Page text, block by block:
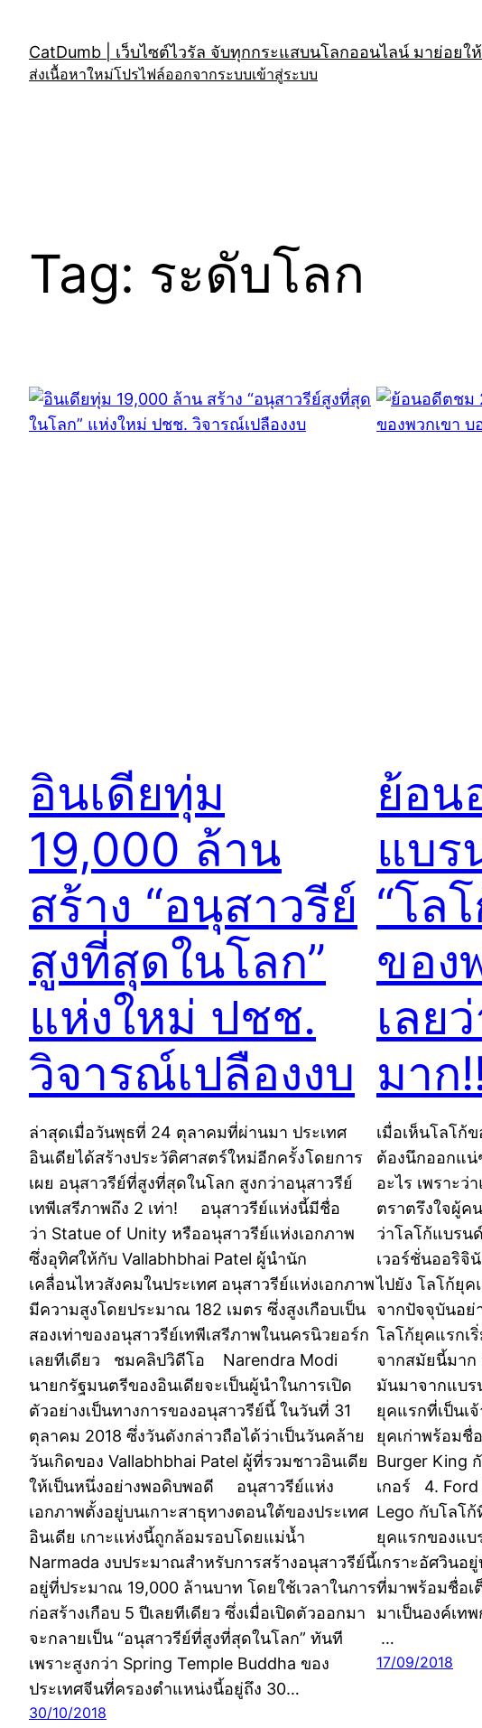
content
CatDumb | เว็บไซต์ไวรัล จับทุกกระแสบนโลกออนไลน์ มาย่อยใ
ส่งเนื้อหาใหม่โปรไฟล์ออกจากระบบเข้าสู่ระบบ
Tag: ระดับโลก
อินเดียทุ่ม
19,000 ล้าน
สร้าง “อนุสาวรีย์
สูงที่สุดในโลก”
แห่งใหม่ ปชช.
วิจารณ์เปลืองงบ
ล่าสุดเมื่อวันพุธที่ 24 ตุลาคมที่ผ่านมา ประเทศ
อินเดียได้สร้างประวัติศาสตร์ใหม่อีกครั้งโดยการ
เผย อนุสาวรีย์ที่สูงที่สุดในโลก สูงกว่าอนุสาวรีย์
เทพีเสรีภาพถึง 2 เท่า! อนุสาวรีย์แห่งนี้มีชื่อ
ว่า Statue of Unity หรืออนุสาวรีย์แห่งเอกภาพ
ซึ่งอุทิศให้กับ Vallabhbhai Patel ผู้นำนัก
เคลื่อนไหวสังคมในประเทศ อนุสาวรีย์แห่งเอกภาพ
มีความสูงโดยประมาณ 182 เมตร ซึ่งสูงเกือบเป็น
สองเท่าของอนุสาวรีย์เทพีเสรีภาพในนครนิวยอร์ก
เลยทีเดียว ชมคลิปวิดีโอ Narendra Modi
นายกรัฐมนตรีของอินเดียจะเป็นผู้นำในการเปิด
ตัวอย่างเป็นทางการของอนุสาวรีย์นี้ ในวันที่ 31
ตุลาคม 2018 ซึ่งวันดังกล่าวถือได้ว่าเป็นวันคล้าย
วันเกิดของ Vallabhbhai Patel ผู้ที่รวมชาวอินเดีย
ให้เป็นหนึ่งอย่างพอดิบพอดี อนุสาวรีย์แห่ง
เอกภาพตั้งอยู่บนเกาะสาธุทางตอนใต้ของประเทศ
อินเดีย เกาะแห่งนี้ถูกล้อมรอบโดยแม่น้ำ
Narmada งบประมาณสำหรับการสร้างอนุสาวรีย์นี้
อยู่ที่ประมาณ 19,000 ล้านบาท โดยใช้เวลาในการ
ก่อสร้างเกือบ 5 ปีเลยทีเดียว ซึ่งเมื่อเปิดตัวออกมา
จะกลายเป็น “อนุสาวรีย์ที่สูงที่สุดในโลก” ทันที
เพราะสูงกว่า Spring Temple Buddha ของ
ประเทศจีนที่ครองตำแหน่งนี้อยู่ถึง 30…
30/10/2018
ย้อน
แบร
“โล
ของ
เลย
มาก
เมื่อเห็นโลโก้
ต้องนึกออกแน่
อะไร เพราะ
ตราตรึงใจผู้ค
ว่าโลโก้แบรน
เวอร์ชั่นออริจิ
ไปยัง โลโก้ยุค
จากปัจจุบันอย่
โลโก้ยุคแรกเ
จากสมัยนี้มาก
มันมาจากแบ
ยุคแรกที่เป็นเ
ยุคเก่าพร้อมชื่
Burger King
เกอร์ 4.
Lego กับโลโ
ยุคแรกของแ
เกราะอัศวินอ
ที่มาพร้อมชื่อเ
มาเป็นองค์เท
…
17/09/2018